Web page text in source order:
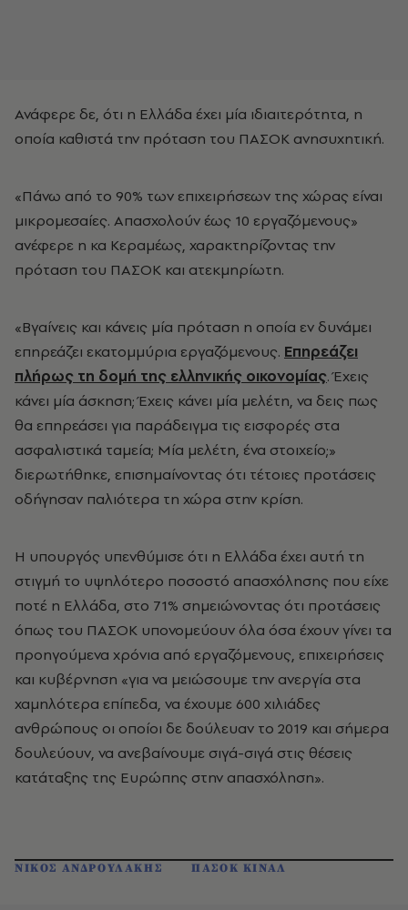
Ανάφερε δε, ότι η Ελλάδα έχει μία ιδιαιτερότητα, η
οποία καθιστά την πρόταση του ΠΑΣΟΚ ανησυχητική.
«Πάνω από το 90% των επιχειρήσεων της χώρας είναι
μικρομεσαίες. Απασχολούν έως 10 εργαζόμενους»
ανέφερε η κα Κεραμέως, χαρακτηρίζοντας την
πρόταση του ΠΑΣΟΚ και ατεκμηρίωτη.
«Βγαίνεις και κάνεις μία πρόταση η οποία εν δυνάμει
επηρεάζει εκατομμύρια εργαζόμενους. Επηρεάζει
πλήρως τη δομή της ελληνικής οικονομίας. Έχεις
κάνει μία άσκηση; Έχεις κάνει μία μελέτη, να δεις πως
θα επηρεάσει για παράδειγμα τις εισφορές στα
ασφαλιστικά ταμεία; Μία μελέτη, ένα στοιχείο;»
διερωτήθηκε, επισημαίνοντας ότι τέτοιες προτάσεις
οδήγησαν παλιότερα τη χώρα στην κρίση.
Η υπουργός υπενθύμισε ότι η Ελλάδα έχει αυτή τη
στιγμή το υψηλότερο ποσοστό απασχόλησης που είχε
ποτέ η Ελλάδα, στο 71% σημειώνοντας ότι προτάσεις
όπως του ΠΑΣΟΚ υπονομεύουν όλα όσα έχουν γίνει τα
προηγούμενα χρόνια από εργαζόμενους, επιχειρήσεις
και κυβέρνηση «για να μειώσουμε την ανεργία στα
χαμηλότερα επίπεδα, να έχουμε 600 χιλιάδες
ανθρώπους οι οποίοι δε δούλευαν το 2019 και σήμερα
δουλεύουν, να ανεβαίνουμε σιγά-σιγά στις θέσεις
κατάταξης της Ευρώπης στην απασχόληση».
ΝΙΚΟΣ ΑΝΔΡΟΥΛΑΚΗΣ ΠΑΣΟΚ ΚΙΝΑΛ